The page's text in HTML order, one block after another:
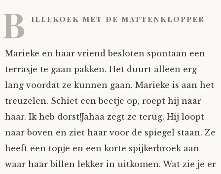
Björn
Clarity
Diderod
Fioontje
Gralin
B illekoek met de mattenklopper
Marieke en haar vriend besloten spontaan een
terrasje te gaan pakken. Het duurt alleen erg
lang voordat ze kunnen gaan. Marieke is aan het
treuzelen. Schiet een beetje op, roept hij naar
haar. Ik heb dorst!Jahaa zegt ze terug. Hij loopt
naar boven en ziet haar voor de spiegel staan. Ze
heeft een topje en een korte spijkerbroek aan
waar haar billen lekker in uitkomen. Wat zie je er